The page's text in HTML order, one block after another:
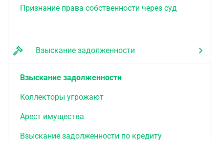
Признание права собственности через суд
Взыскание задолженности
Взыскание задолженности
Коллекторы угрожают
Арест имущества
Взыскание задолженности по кредиту